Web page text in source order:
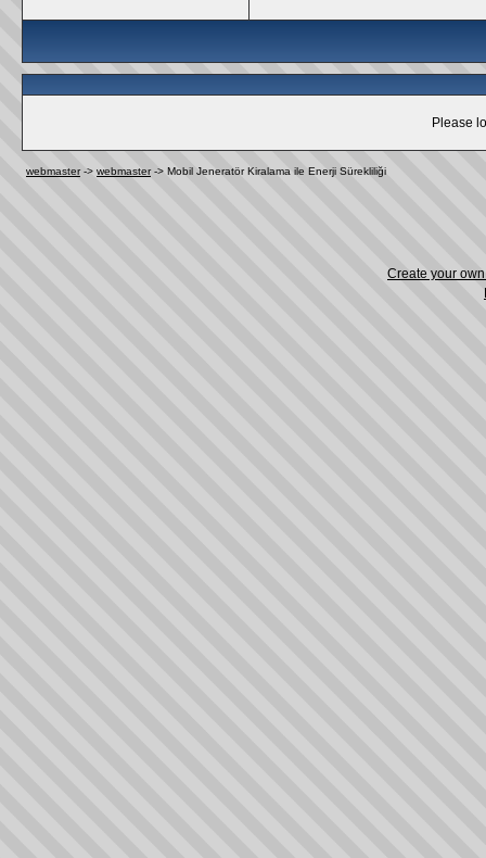
Please
webmaster-> webmaster-> Mobil Jeneratör Kiralama ile Enerji Sürekliliği
Create your